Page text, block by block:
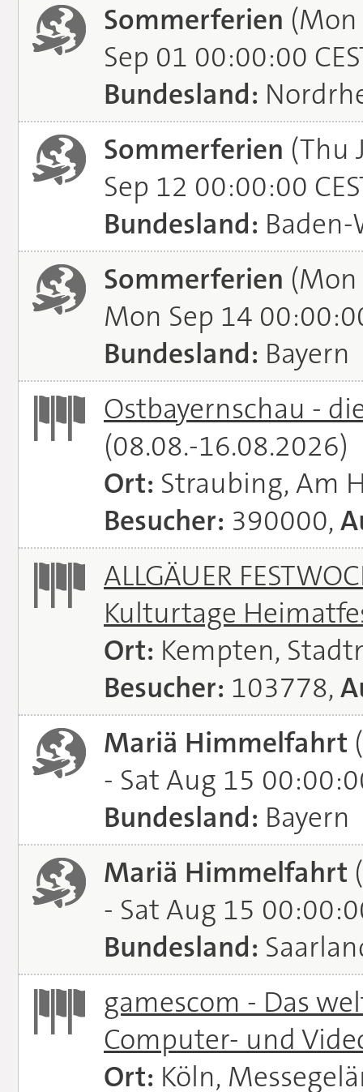
Sommerferien (Mon
Sep 01 00:00:00
Bundesland:
Sommerferien (Thu
Sep 12 00:00:00
Bundesland:
Sommerferien (Mon
Mon Sep 14
Bundesland: Bayern
Ostbayernschau -
(08.08.-16.08.2026)
Ort: Straubing, Am
Besucher: 390000,
ALLGÄUER
Kulturtage
Ort: Kempten,
Besucher: 103778,
Mariä Himmelfahrt
- Sat Aug 15
Bundesland: Bayern
Mariä Himmelfahrt
- Sat Aug 15
Bundesland:
gamescom - Das
Computer- und
Ort: Köln,